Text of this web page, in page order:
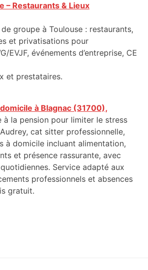
– Restaurants & Lieux
groupe à Toulouse : restaurants,
et privatisations pour
EVJF, événements d’entreprise, CE
et prestataires.
à Blagnac (31700),
à la pension pour limiter le stress
cat sitter professionnelle,
à domicile incluant alimentation,
et présence rassurante, avec
Service adapté aux
professionnels et absences
gratuit.